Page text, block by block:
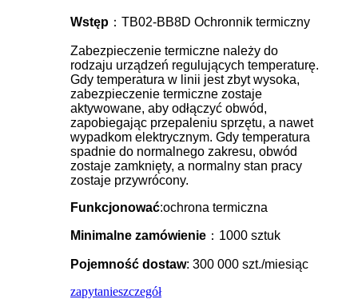
Wstęp ：TB02-BB8D Ochronnik termiczny
Zabezpieczenie termiczne należy do
rodzaju urządzeń regulujących temperaturę.
Gdy temperatura w linii jest zbyt wysoka,
zabezpieczenie termiczne zostaje
aktywowane, aby odłączyć obwód,
zapobiegając przepaleniu sprzętu, a nawet
wypadkom elektrycznym. Gdy temperatura
spadnie do normalnego zakresu, obwód
zostaje zamknięty, a normalny stan pracy
zostaje przywrócony.
Funkcjonować:ochrona termiczna
Minimalne zamówienie ：1000 sztuk
Pojemność dostaw: 300 000 szt./miesiąc
zapytanieszczegół